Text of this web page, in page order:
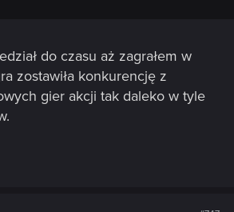
do czasu aż zagrałem w
zostawiła konkurencję z
gier akcji tak daleko w tyle